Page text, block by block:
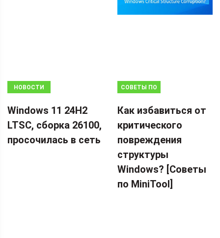
НОВОСТИ
Windows 11 24H2
LTSC, сборка 26100,
просочилась в сеть
СОВЕТЫ ПО
ДАННЫХ
Как избавиться от
критического
повреждения
структуры
Windows? [Советы
по MiniTool]